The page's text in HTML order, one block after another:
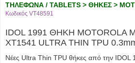
ΤΗΛΕΦΩΝΑ / TABLETS > ΘΗΚΕΣ >
Κωδικός VT48591
IDOL 1991 ΘΗΚΗ MOTOROLA
XT1541 ULTRA THIN TPU
Νέες Ultra Thin TPU θήκες από την IDOL